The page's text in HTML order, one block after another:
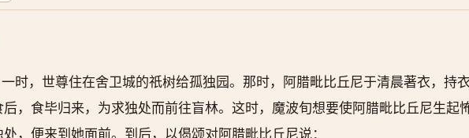
时，世尊住在舍卫城的祇树给孤独园。那时，阿腊毗比丘尼于清晨著衣，持
，食毕归来，为求独处而前往盲林。这时，魔波旬想要使阿腊毗比丘尼生起
，便来到她面前。到后，以偈颂对阿腊毗比丘尼说：